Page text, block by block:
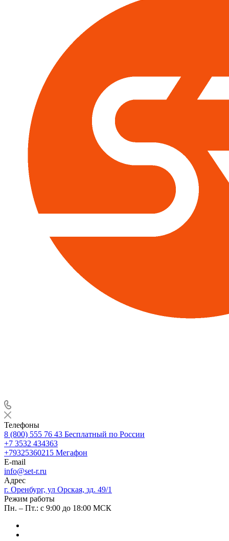
Телефоны
8 (800) 555 76 43 Бесплатный по России
+7 3532 434363
+79325360215 Мегафон
E-mail
info@set-r.ru
Адрес
г. Оренбург, ул Орская, зд. 49/1
Режим работы
Пн. – Пт.: с 9:00 до 18:00 МСК